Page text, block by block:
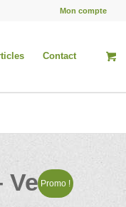
Mon compte
Contact
Promo !
Ver à